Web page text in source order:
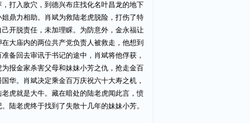
打入敌穴，到德兴布庄找化名叶昌龙的地下
鼎力相助。肖斌为救陆老虎脱险，打伤了特
开脱责任，未加理睬。为防意外，金永福让
大庙内的两位共产党负责人被救走，他想到
备回去审讯于书记的途中，肖斌将他俘获，
报金家杀害父母和妹妹小芳之仇，抢走金百
华。肖斌决定乘金百万庆祝六十大寿之机，
虎就是大牛。藏在暗处的陆老虎闻此言，愤
陆老虎终于找到了失散十几年的妹妹小芳。